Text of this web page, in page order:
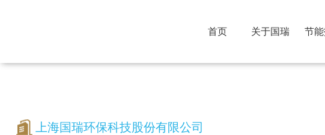
首页 关于国瑞 节
上海国瑞环保科技股份有限公司